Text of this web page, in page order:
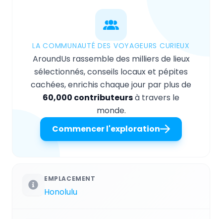
LA COMMUNAUTÉ DES VOYAGEURS CURIEUX
AroundUs rassemble des milliers de lieux
sélectionnés, conseils locaux et pépites
cachées, enrichis chaque jour par plus de
60,000 contributeursà travers le
monde.
Commencer l'exploration
EMPLACEMENT
Honolulu